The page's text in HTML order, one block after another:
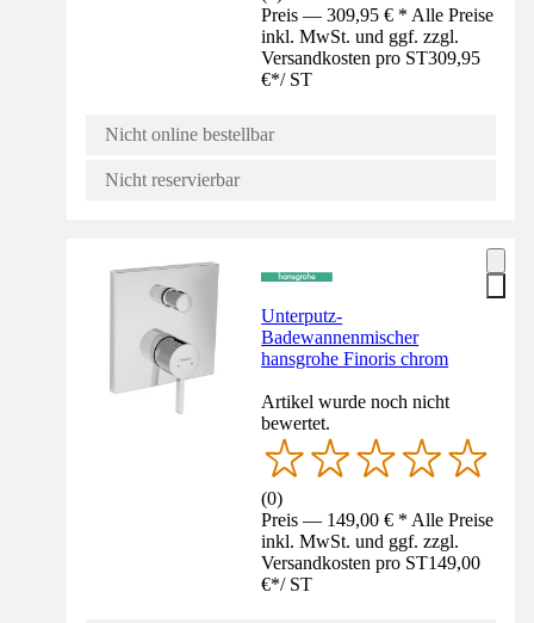
Preis — 309,95 € * Alle Preise
inkl. MwSt. und ggf. zzgl.
Versandkosten pro ST309,95
€*/ ST
Nicht online bestellbar
Nicht reservierbar
Unterputz-
Badewannenmischer
hansgrohe Finoris chrom
Artikel wurde noch nicht
bewertet.
(0)
Preis — 149,00 € * Alle Preise
inkl. MwSt. und ggf. zzgl.
Versandkosten pro ST149,00
€*/ ST